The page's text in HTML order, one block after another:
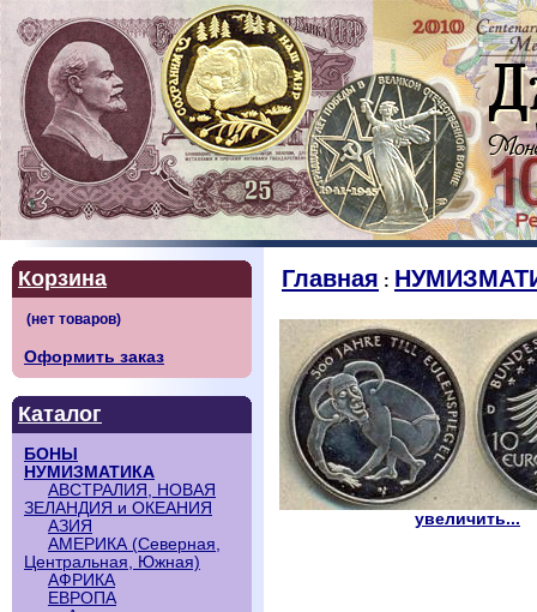
Корзина
Оформить заказ
Каталог
БОНЫ
НУМИЗМАТИКА
АВСТРАЛИЯ, НОВАЯ
ЗЕЛАНДИЯ и ОКЕАНИЯ
АЗИЯ
АМЕРИКА (Северная,
Центральная, Южная)
АФРИКА
ЕВРОПА
Главная :
увеличить...